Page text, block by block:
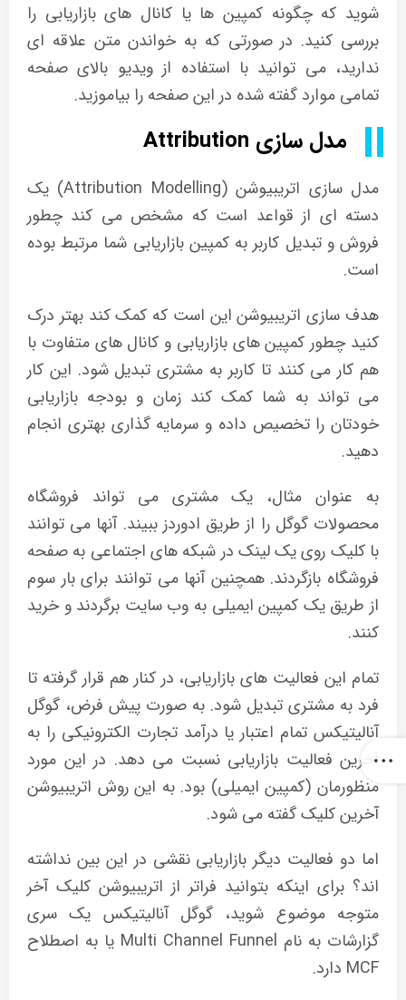
شوید که چگونه کمپین ها یا کانال های بازاریابی را
بررسی کنید. در صورتی که به خواندن متن علاقه ای
ندارید، می توانید با استفاده از ویدیو بالای صفحه
تمامی موارد گفته شده در این صفحه را بیاموزید.
مدل سازی Attribution
مدل سازی اتریبیوشن (Attribution Modelling) یک
دسته ای از قواعد است که مشخص می کند چطور
فروش و تبدیل کاربر به کمپین بازاریابی شما مرتبط بوده
است.
هدف سازی اتریبیوشن این است که کمک کند بهتر درک
کنید چطور کمپین های بازاریابی و کانال های متفاوت با
هم کار می کنند تا کاربر به مشتری تبدیل شود. این کار
می تواند به شما کمک کند زمان و بودجه بازاریابی
خودتان را تخصیص داده و سرمایه گذاری بهتری انجام
دهید.
به عنوان مثال، یک مشتری می تواند فروشگاه
محصولات گوگل را از طریق ادوردز ببیند. آنها می توانند
با کلیک روی یک لینک در شبکه های اجتماعی به صفحه
فروشگاه بازگردند. همچنین آنها می توانند برای بار سوم
از طریق یک کمپین ایمیلی به وب سایت برگردند و خرید
کنند.
تمام این فعالیت های بازاریابی، در کنار هم قرار گرفته تا
فرد به مشتری تبدیل شود. به صورت پیش فرض، گوگل
آنالیتیکس تمام اعتبار یا درآمد تجارت الکترونیکی را به
آخرین فعالیت بازاریابی نسبت می دهد. در این مورد
منظورمان (کمپین ایمیلی) بود. به این روش اتریبیوشن
آخرین کلیک گفته می شود.
اما دو فعالیت دیگر بازاریابی نقشی در این بین نداشته
اند؟ برای اینکه بتوانید فراتر از اتریبیوشن کلیک آخر
متوجه موضوع شوید، گوگل آنالیتیکس یک سری
گزارشات به نام Multi Channel Funnel یا به اصطلاح
MCF دارد.